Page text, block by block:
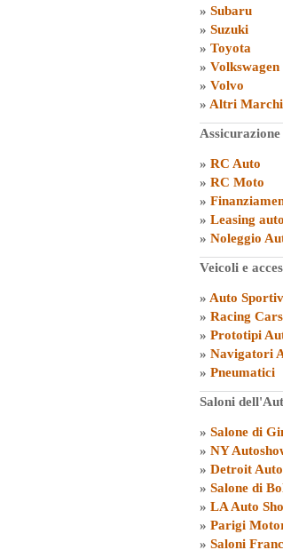
» Subaru
» Suzuki
» Toyota
» Volkswagen
» Volvo
» Altri Marchi
» RC Auto
» RC Moto
»
» Leasing auto
» Noleggio
Veicoli e
» Auto
» Racing Cars
» Prototipi
» Navigatori
» Pneumatici
Saloni
» Salone di
» NY
» Detroit
» Salone di
» LA Auto
» Parigi
» Saloni